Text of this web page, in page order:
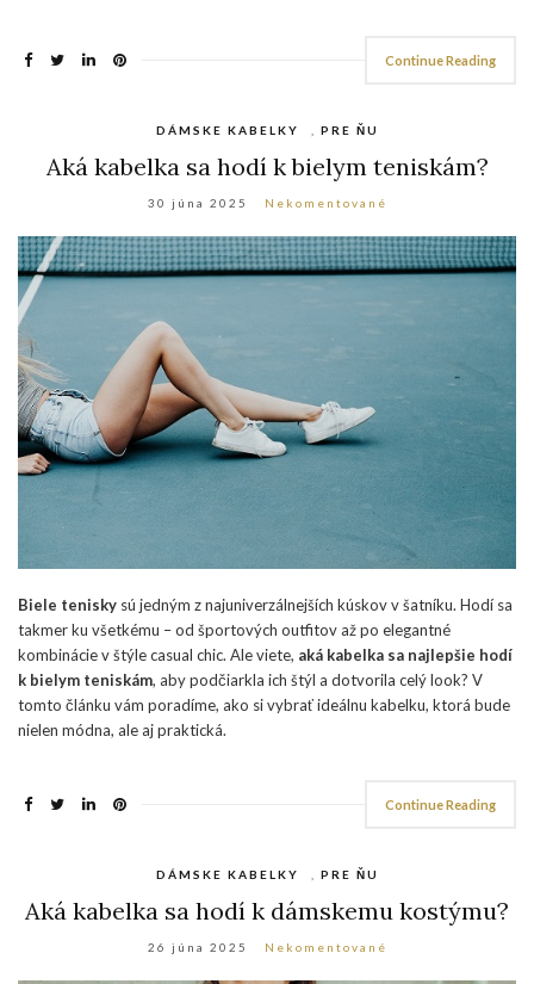
Continue Reading
DÁMSKE KABELKY PRE ŇU
Aká kabelka sa hodí k bielym teniskám?
30 júna 2025 Nekomentované
Biele tenisky sú jedným z najuniverzálnejších kúskov v šatníku. Hodí sa
takmer ku všetkému – od športových outfitov až po elegantné
kombinácie v štýle casual chic. Ale viete, aká kabelka sa najlepšie hodí
k bielym teniskám, aby podčiarkla ich štýl a dotvorila celý look? V
tomto článku vám poradíme, ako si vybrať ideálnu kabelku, ktorá bude
nielen módna, ale aj praktická.
Continue Reading
DÁMSKE KABELKY PRE ŇU
Aká kabelka sa hodí k dámskemu kostýmu?
26 júna 2025 Nekomentované